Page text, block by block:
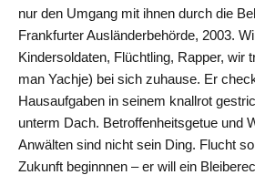
nur den Umgang mit ihnen durch die
Frankfurter Ausländerbehörde, 2003.
Kindersoldaten, Flüchtling, Rapper, wir
man Yachje) bei sich zuhause. Er
Hausaufgaben in seinem knallrot
unterm Dach. Betroffenheitsgetue und
Anwälten sind nicht sein Ding. Flucht
Zukunft beginnnen – er will ein